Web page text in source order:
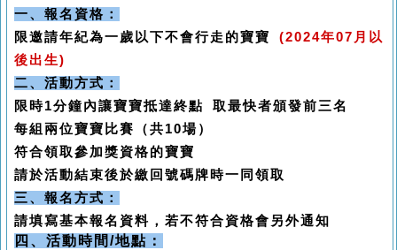
一、報名資格：
限邀請年紀為一歲以下不會行走的寶寶 (2024年07月以
後出生)
二、活動方式：
限時1分鐘內讓寶寶抵達終點 取最快者頒發前三名
每組兩位寶寶比賽（共10場）
符合領取參加獎資格的寶寶
請於活動結束後於繳回號碼牌時一同領取
三、報名方式：
請填寫基本報名資料，若不符合資格會另外通知
四、活動時間/地點：